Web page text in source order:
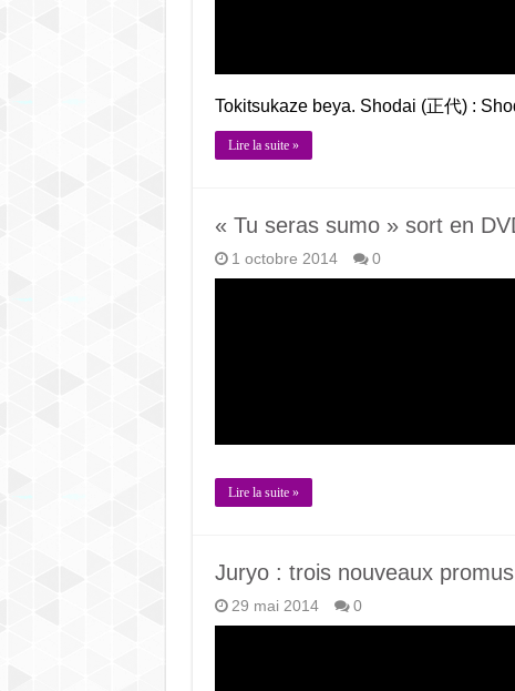
Tokitsukaze beya. Shodai (正代) :
Lire la suite »
« Tu seras sumo » sort en
1 octobre 2014 0
Lire la suite »
Juryo : trois nouveaux promus
29 mai 2014 0